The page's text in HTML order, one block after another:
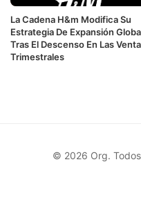
La Cadena H&m Modifica Su
Estrategia De Expansión
Tras El Descenso En Las
Trimestrales
© 2026 Org.